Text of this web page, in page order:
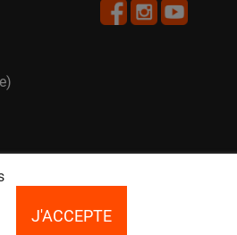
J'ACCEPTE